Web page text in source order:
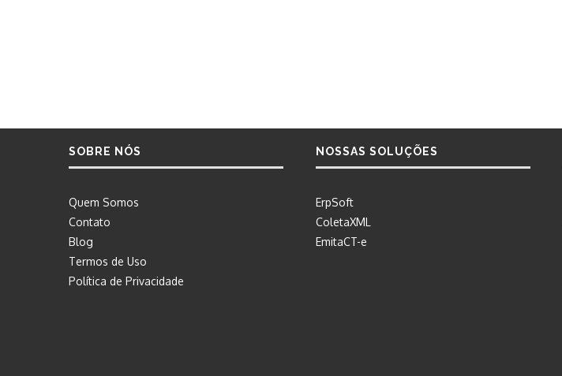
SOBRE NÓS
Quem Somos
Contato
Blog
Termos de Uso
Política de Privacidade
NOSSAS SOLUÇÕES
ErpSoft
ColetaXML
EmitaCT-e